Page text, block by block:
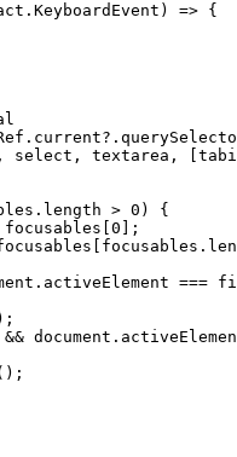
. KeyboardEvent ) => {
select, textarea,
length > 0 ) {
focusables[ 0 ];
===
&&